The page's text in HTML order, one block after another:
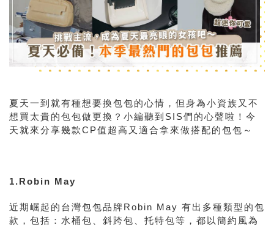
夏天一到就有種想要換包包的心情，但身為小資族又不
想買太貴的包包做更換？小編聽到 SIS們的心聲啦！今
天就來分享幾款CP值超高又適合拿來做搭配的包包～
1.Robin May
近期崛起的台灣包包品牌Robin May 有出多種類型的包
款，包括：水桶包、斜跨包、托特包等，都以簡約風為